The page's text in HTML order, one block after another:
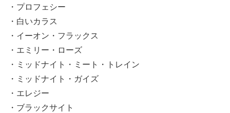
・プロフェシー
・白いカラス
・イーオン・フラックス
・エミリー・ローズ
・ミッドナイト・ミート・トレイン
・ミッドナイト・ガイズ
・エレジー
・ブラックサイト